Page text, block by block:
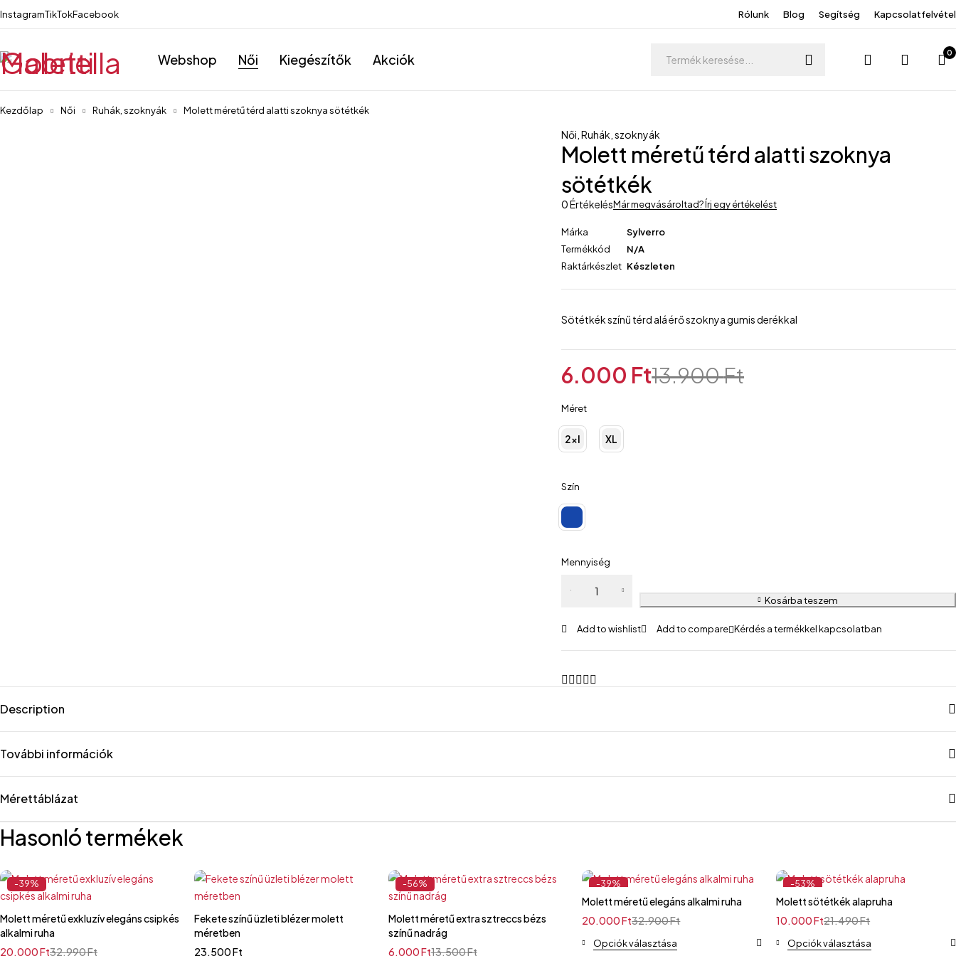
InstagramTikTokFacebook Rólunk Blog Segítség Kapcsolatfelvétel
Webshop Női Kiegészítők Akciók 0
Kezdőlap Női Ruhák, szoknyák Molett méretű térd alatti szoknya sötétkék
Női ,Ruhák, szoknyák
Molett méretű térd alatti szoknya
sötétkék
0 ÉrtékelésMár megvásároltad? Írj egy értékelést
Márka
Sylverro
Termékkód
N/A
Raktárkészlet Készleten
Sötétkék színű térd alá érő szoknya gumis derékkal
13.900Ft
6.000 Ft
Méret
2xl XL
Szín
Mennyiség
Kosárba teszem
Kérdés a termékkel kapcsolatban
Description
További információk
Mérettáblázat
Hasonló termékek
-39%
Molett méretű exkluzív elegáns csipkés
alkalmi ruha
32.990Ft
20.000Ft
Fekete színű üzleti blézer molett
méretben
23.500Ft
-56%
Molett méretű extra sztreccs bézs
színű nadrág
13.500Ft
6.000Ft
-39%
Molett méretű elegáns alkalmi ruha
32.900Ft
20.000Ft
Opciók választása
-53%
Molett sötétkék alapruha
21.490Ft
10.000Ft
Opciók választása